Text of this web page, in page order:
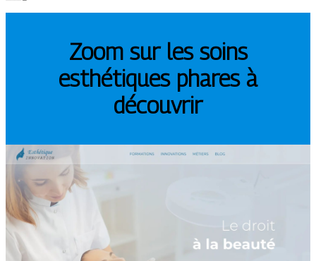
Zoom sur les soins
esthétiques phares à
découvrir